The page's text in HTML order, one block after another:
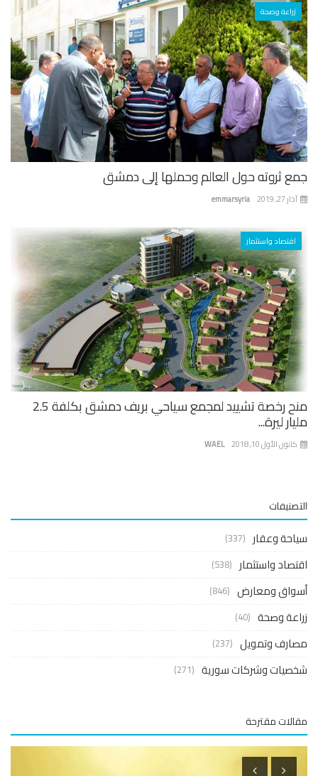
زراعة وصحة
ثروته حول العالم وحملها إلى دمشق
emmarsyria 27, 2019
اقتصاد واستثمار
منح رخصة تشييد لمجمع سياحي بريف دمشق بكلفة 2.5
ليرة...
WAEL الأول 10, 2018
وعقار (337)
واستثمار (538)
ومعارض (846)
وصحة (40)
وتمويل (237)
وشركات سورية (271)
مقترحة